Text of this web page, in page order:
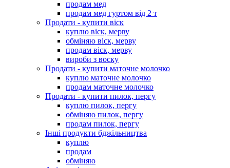
продам мед
продам мед гуртом від 2 т
Продати - купити віск
куплю віск, мерву
обміняю віск, мерву
продам віск, мерву
вироби з воску
Продати - купити маточне молочко
куплю маточне молочко
продам маточне молочко
Продати - купити пилок, пергу
куплю пилок, пергу
обміняю пилок, пергу
продам пилок, пергу
Інші продукти бджільництва
куплю
продам
обміняю